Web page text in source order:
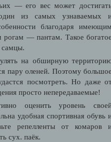
— его вес может
из самых узнаваемых
благодаря
— пантам. Такое
самцы.
на обширную
пару оленей. Поэтому
посмотреть. Но даже
просто непередаваемые!
оценить уровень
удобная спортивная обувь
репелленты от комаров
сух. паёк.